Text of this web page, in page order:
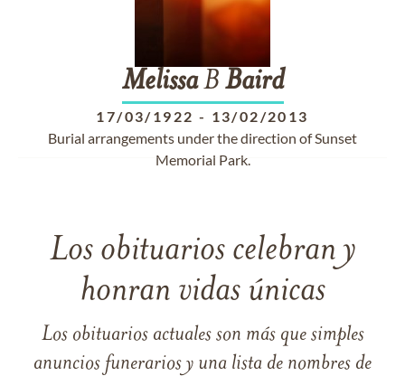
MelissaB Baird
17/03/1922 - 13/02/2013
Burial arrangements under the direction of Sunset
Memorial Park.
Los obituarios celebran y
honran vidas únicas
Los obituarios actuales son más que simples
anuncios funerarios y una lista de nombres de